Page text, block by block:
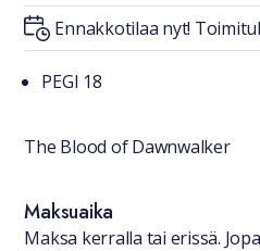
Ennakkotilaa nyt!
Tuotteesta lyhyesti
PEGI 18
The Blood of Dawnwalker
Maksuaika
Maksa kerralla tai erissä.